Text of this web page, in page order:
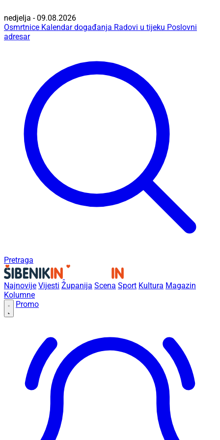
nedjelja - 09.08.2026
Osmrtnice Kalendar događanja Radovi u tijeku Poslovni
adresar
Pretraga
Najnovije Vijesti Županija Scena Sport Kultura Magazin
Kolumne
Promo